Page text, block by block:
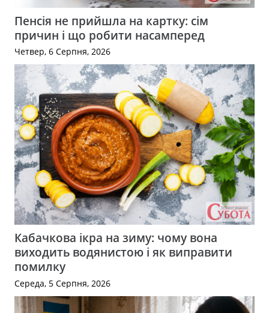
Пенсія не прийшла на картку: сім
причин і що робити насамперед
Четвер, 6 Серпня, 2026
Кабачкова ікра на зиму: чому вона
виходить водянистою і як виправити
помилку
Середа, 5 Серпня, 2026